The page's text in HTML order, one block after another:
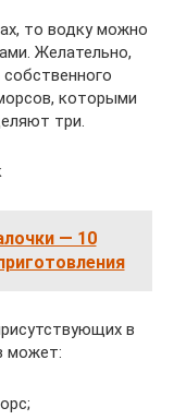
то водку можно
Желательно,
которыми
три.
— 10
в
может: